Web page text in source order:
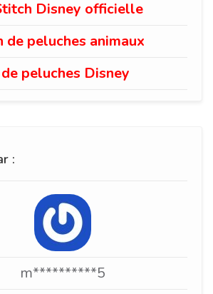
Disney officielle
peluches animaux
peluches Disney
:
m**********5